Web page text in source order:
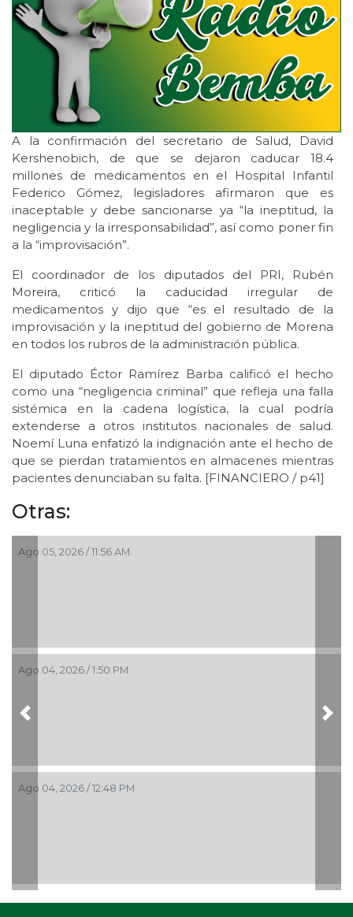
A la confirmación del secretario de Salud, David
Kershenobich, de que se dejaron caducar 18.4
millones de medicamentos en el Hospital Infantil
Federico Gómez, legisladores afirmaron que es
inaceptable y debe sancionarse ya “la ineptitud, la
negligencia y la irresponsabilidad”, así como poner fin
a la “improvisación”.
El coordinador de los diputados del PRI, Rubén
Moreira, criticó la caducidad irregular de
medicamentos y dijo que “es el resultado de la
improvisación y la ineptitud del gobierno de Morena
en todos los rubros de la administración pública.
El diputado Éctor Ramírez Barba calificó el hecho
como una “negligencia criminal” que refleja una falla
sistémica en la cadena logística, la cual podría
extenderse a otros institutos nacionales de salud.
Noemí Luna enfatizó la indignación ante el hecho de
que se pierdan tratamientos en almacenes mientras
pacientes denunciaban su falta. [FINANCIERO / p41]
Otras:
Ago 05, 2026 / 11:56 AM
Ago 04, 2026 / 1:50 PM
Ago 04, 2026 / 12:48 PM
Previous